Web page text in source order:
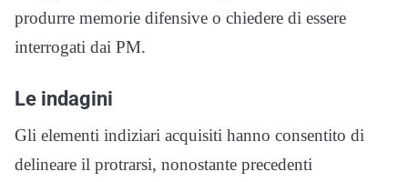
produrre memorie difensive o chiedere di essere
interrogati dai PM.
Le indagini
Gli elementi indiziari acquisiti hanno consentito di
delineare il protrarsi, nonostante precedenti